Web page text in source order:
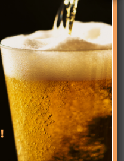
per birrifici e
e Roma